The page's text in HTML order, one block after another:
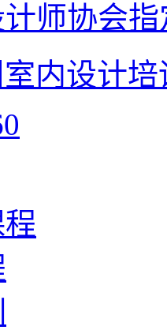
师协会
内设计